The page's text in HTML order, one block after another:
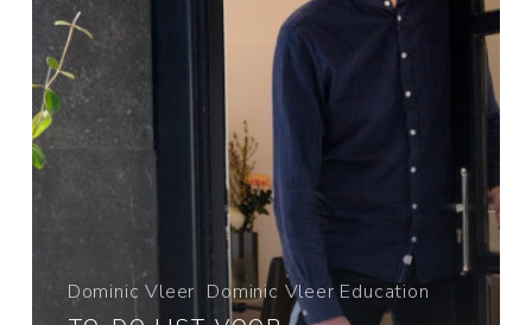
kappers
tijden
van
de
corona
uitbraak
Dominic Vleer Dominic Vleer Education